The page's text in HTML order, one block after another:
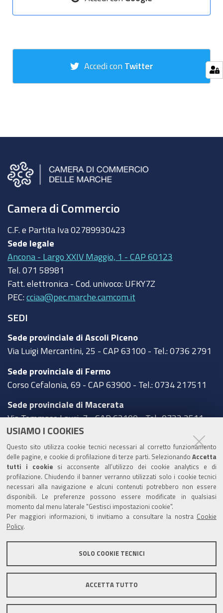
USIAMO I COOKIES
Questo sito utilizza cookie tecnici necessari al corretto funzionamento
delle pagine, e cookie di profilazione di terze parti. Selezionando Accetta
tutti i cookie si acconsente all’utilizzo dei cookie analytics e di
profilazione. Chiudendo il banner verranno utilizzati solo i cookie tecnici
necessari alla navigazione e alcuni contenuti potrebbero non essere
disponibili. Le preferenze possono essere modificate in qualsiasi
momento dal menu laterale "Gestisci impostazioni cookie".
Per maggiori informazioni, ti invitiamo a consultare la nostra Cookie
Policy
SOLO COOKIE TECNICI
ACCETTA TUTTO
Accedi con Twitter
Camera di Commercio
C.F. e Partita Iva 02789930423
Sede legale
Ancona - Largo XXIV Maggio, 1 - CAP 60123
Tel. 071 58981
Fatt. elettronica - Cod. univoco: UFKY7Z
PEC: cciaa@pec.marche.camcom.it
SEDI
Sede provinciale di Ascoli Piceno
Via Luigi Mercantini, 25 - CAP 63100 - Tel.: 0736 2791
Sede provinciale di Fermo
Corso Cefalonia, 69 - CAP 63900 - Tel.: 0734 217511
Sede provinciale di Macerata
Via Tommaso Lauri, 7 - CAP 62100 - Tel.: 0733 2511
Corso XI Settembre, 116 - CAP 61121 - Tel.: 0721
3571
TRASPARENZA
Amministrazione trasparente
Statistiche Web del sito (fonte Web Analytics Italia)
Contatti
Mappa del sito Privacy policy
Note legali
Dichiarazione di accessibilità
Area riservata